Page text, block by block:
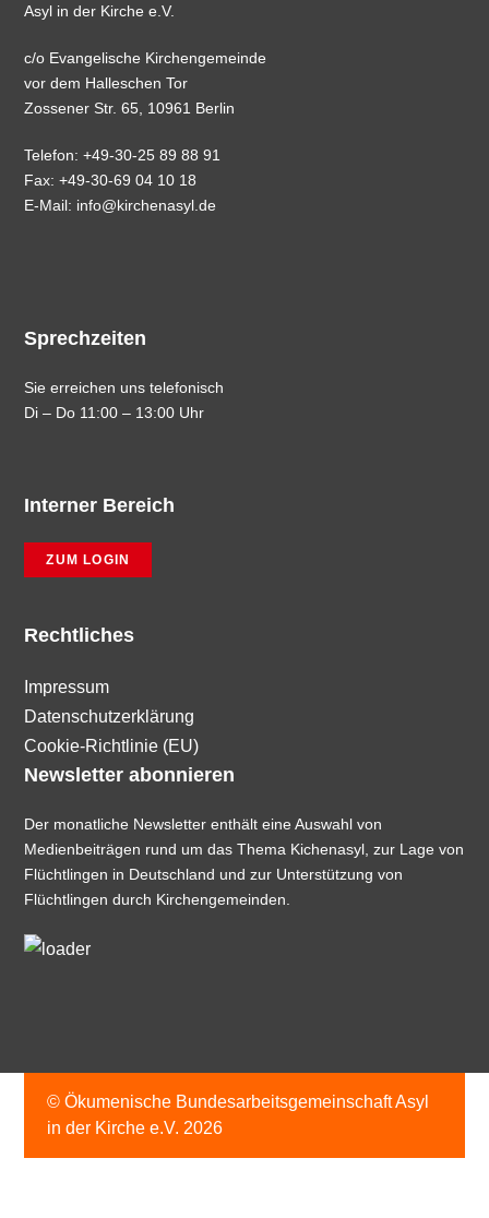
Asyl in der Kirche e.V.
c/o Evangelische Kirchengemeinde
vor dem Halleschen Tor
Zossener Str. 65, 10961 Berlin
Telefon: +49-30-25 89 88 91
Fax: +49-30-69 04 10 18
E-Mail: info@kirchenasyl.de
Sprechzeiten
Sie erreichen uns telefonisch
Di – Do 11:00 – 13:00 Uhr
Interner Bereich
ZUM LOGIN
Rechtliches
Impressum
Datenschutzerklärung
Cookie-Richtlinie (EU)
Newsletter abonnieren
Der monatliche Newsletter enthält eine Auswahl von
Medienbeiträgen rund um das Thema Kichenasyl, zur Lage von
Flüchtlingen in Deutschland und zur Unterstützung von
Flüchtlingen durch Kirchengemeinden.
© Ökumenische Bundesarbeitsgemeinschaft Asyl
in der Kirche e.V. 2026